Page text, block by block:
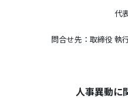
代
問合せ先：取締役 執
人事異動に